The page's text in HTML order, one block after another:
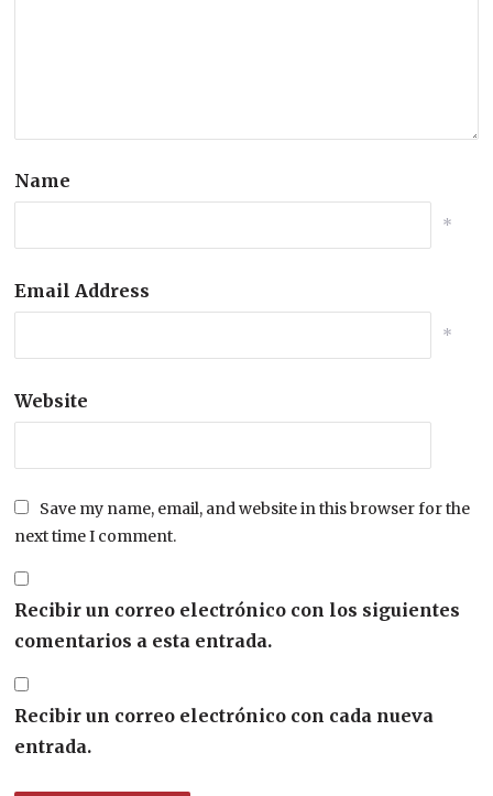
Name
*
Email Address
*
Website
Save my name, email, and website in this browser for the
next time I comment.
Recibir un correo electrónico con los siguientes
comentarios a esta entrada.
Recibir un correo electrónico con cada nueva
entrada.